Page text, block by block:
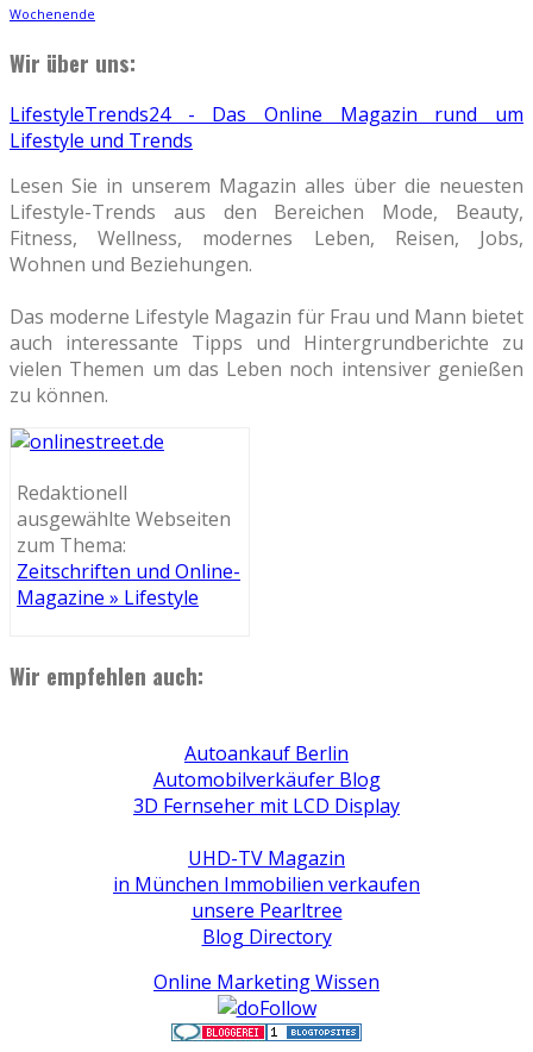
Wochenende
Wir über uns:
LifestyleTrends24 - Das Online Magazin rund um
Lifestyle und Trends
Lesen Sie in unserem Magazin alles über die neuesten
Lifestyle-Trends aus den Bereichen Mode, Beauty,
Fitness, Wellness, modernes Leben, Reisen, Jobs,
Wohnen und Beziehungen.
Das moderne Lifestyle Magazin für Frau und Mann bietet
auch interessante Tipps und Hintergrundberichte zu
vielen Themen um das Leben noch intensiver genießen
zu können.
Redaktionell
ausgewählte Webseiten
zum Thema:
Zeitschriften und Online-
Magazine » Lifestyle
Wir empfehlen auch:
Autoankauf Berlin
Automobilverkäufer Blog
3D Fernseher mit LCD Display
UHD-TV Magazin
in München Immobilien verkaufen
unsere Pearltree
Blog Directory
Online Marketing Wissen